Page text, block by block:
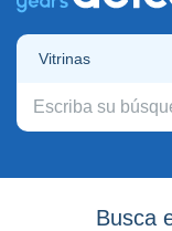
Vitrinas
Busca